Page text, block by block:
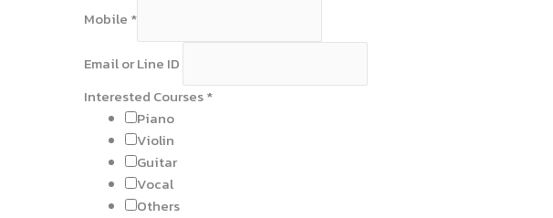
Mobile *
Email or Line ID
Interested Courses*
Piano
Violin
Guitar
Vocal
Others